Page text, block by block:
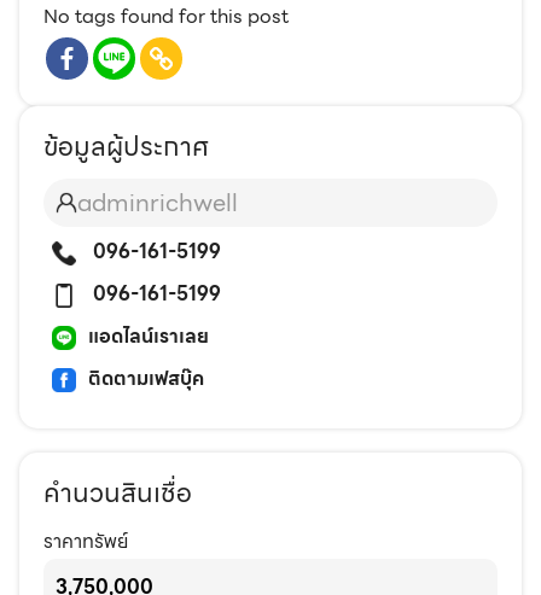
No tags found for this post
ข้อมูลผู้ประกาศ
adminrichwell
096-161-5199
096-161-5199
แอดไลน์เราเลย
ติดตามเฟสบุ๊ค
คำนวนสินเชื่อ
ราคาทรัพย์